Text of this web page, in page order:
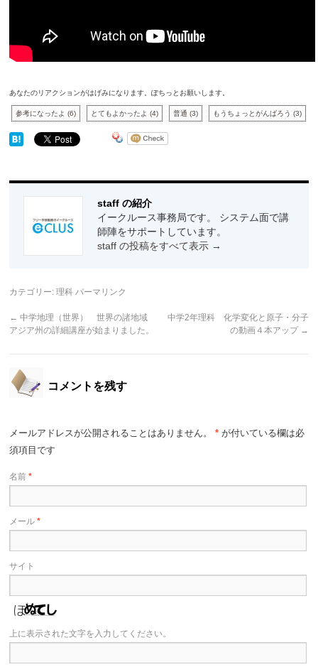
あなたのリアクションがはげみになります。ぽちっとお願いします。
参考になったよ(6) とてもよかったよ(4) 普通(3) もうちょっとがんばろう(3)
staff の紹介
イークルース事務局です。 システム面で講
師陣をサポートしています。
staff の投稿をすべて表示 →
カテゴリー:理科 パーマリンク
← 中学地理（世界） 世界の諸地域
アジア州の詳細講座が始まりました。
中学2年理科 化学変化と原子・分子
の動画４本アップ →
コメントを残す
メールアドレスが公開されることはありません。 * が付いている欄は必
須項目です
名前*
メール*
サイト
上に表示された文字を入力してください。